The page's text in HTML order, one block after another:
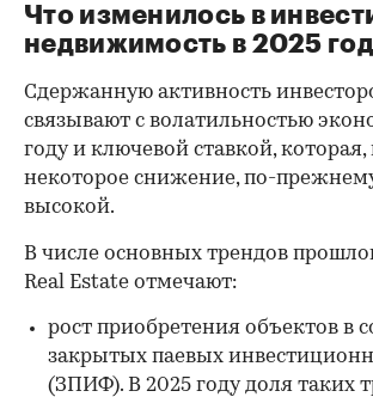
Что изменилось в
недвижимость в 2025
Сдержанную активность
связывают с волатильностью
году и ключевой ставкой,
некоторое снижение, по-
высокой.
В числе основных трендов
Real Estate отмечают:
рост приобретения объектов в
закрытых паевых
(ЗПИФ). В 2025 году доля таких